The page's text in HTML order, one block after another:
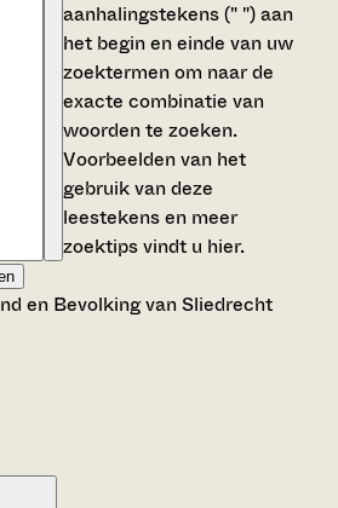
aanhalingstekens (" ")aan
het begin en einde van uw
zoektermen om naar de
exacte combinatie van
woorden te zoeken.
Voorbeelden van het
gebruik van deze
leestekens en meer
zoektips vindt u hier.
en Bevolking van Sliedrecht